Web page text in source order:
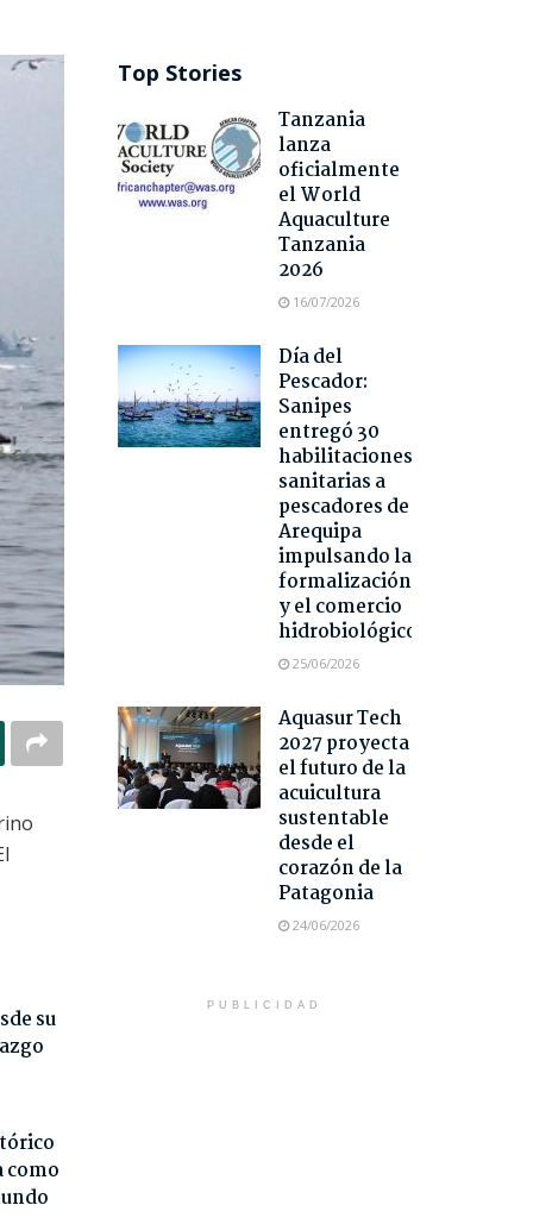
su
como
Top Stories
Tanzania
lanza
oficialmente
el World
Aquaculture
Tanzania
2026
16/07/2026
Día del
Pescador:
Sanipes
entregó 30
habilitaciones
sanitarias a
pescadores de
Arequipa
impulsando la
formalización
y el comercio
hidrobiológico
25/06/2026
Aquasur Tech
2027 proyecta
el futuro de la
acuicultura
sustentable
desde el
corazón de la
Patagonia
24/06/2026
PUBLICIDAD